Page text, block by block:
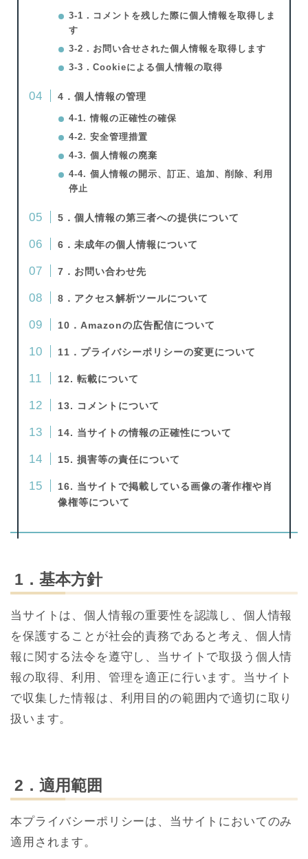
3-1．コメントを残した際に個人情報を取得しま
す
3-2．お問い合せされた個人情報を取得します
3-3．Cookieによる個人情報の取得
4．個人情報の管理
4-1. 情報の正確性の確保
4-2. 安全管理措置
4-3. 個人情報の廃棄
4-4. 個人情報の開示、訂正、追加、削除、利用
停止
5．個人情報の第三者への提供について
6．未成年の個人情報について
7．お問い合わせ先
8．アクセス解析ツールについて
10．Amazonの広告配信について
11．プライバシーポリシーの変更について
12. 転載について
13. コメントについて
14. 当サイトの情報の正確性について
15. 損害等の責任について
16. 当サイトで掲載している画像の著作権や肖
像権等について
1．基本方針
当サイトは、個人情報の重要性を認識し、個人情報
を保護することが社会的責務であると考え、個人情
報に関する法令を遵守し、当サイトで取扱う個人情
報の取得、利用、管理を適正に行います。当サイト
で収集した情報は、利用目的の範囲内で適切に取り
扱います。
2．適用範囲
本プライバシーポリシーは、当サイトにおいてのみ
適用されます。